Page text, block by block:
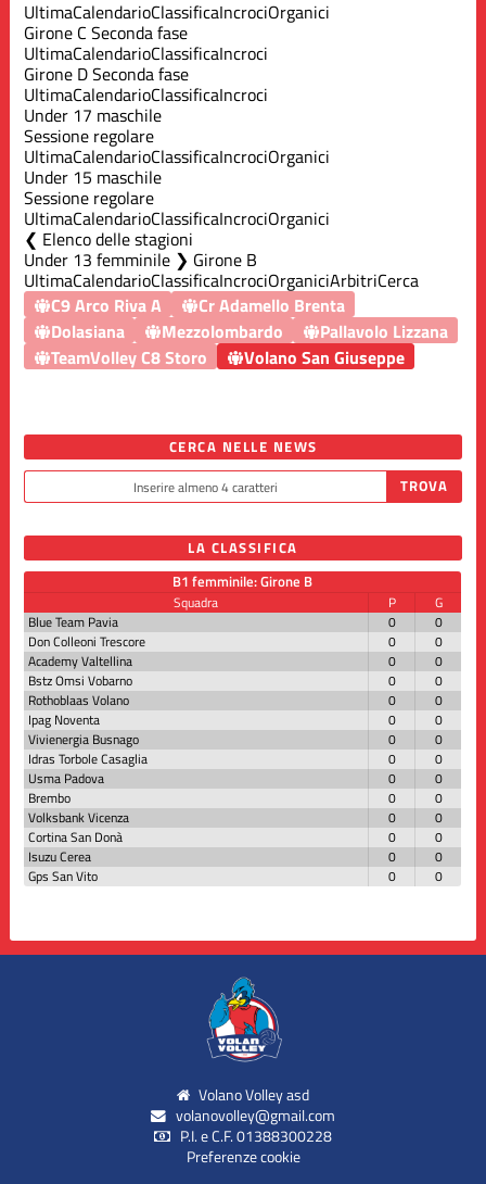
UltimaCalendarioClassificaIncrociOrganici
Girone C Seconda fase
UltimaCalendarioClassificaIncroci
Girone D Seconda fase
UltimaCalendarioClassificaIncroci
Under 17 maschile
Sessione regolare
UltimaCalendarioClassificaIncrociOrganici
Under 15 maschile
Sessione regolare
UltimaCalendarioClassificaIncrociOrganici
Elenco delle stagioni
Under 13 femminile ❯ Girone B
UltimaCalendarioClassificaIncrociOrganiciArbitriCerca
C9 Arco Riva A
Cr Adamello Brenta
Dolasiana
Mezzolombardo
Pallavolo Lizzana
TeamVolley C8 Storo
Volano San Giuseppe
CERCA NELLE NEWS
LA CLASSIFICA
B1 femminile: Girone B
Squadra P
G
Blue Team Pavia
0
0
Don Colleoni Trescore
0
0
Academy Valtellina
0
0
Bstz Omsi Vobarno
0
0
Rothoblaas Volano
0
0
Ipag Noventa
0
0
Vivienergia Busnago
0
0
Idras Torbole Casaglia
0
0
Usma Padova
0
0
Brembo
0
0
Volksbank Vicenza
0
0
Cortina San Donà
0
0
Isuzu Cerea
0
0
Gps San Vito
0 0
Volano Volley asd
volanovolley@gmail.com
P.I. e C.F. 01388300228
Preferenze cookie